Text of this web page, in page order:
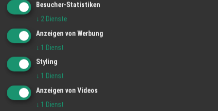
Langenhard
Besucher-Statistiken
↓ 2 Dienste
Anzeigen von Werbung
↓ 1 Dienst
Styling
↓ 1 Dienst
Anzeigen von Videos
↓ 1 Dienst